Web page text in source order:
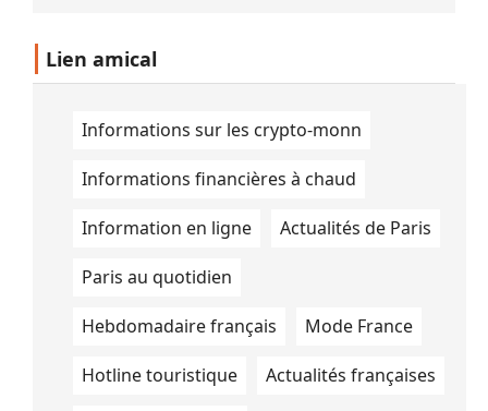
Lien amical
Informations sur les crypto-monn
Informations financières à chaud
Information en ligne Actualités de Paris
Paris au quotidien
Hebdomadaire français Mode France
Hotline touristique Actualités françaises